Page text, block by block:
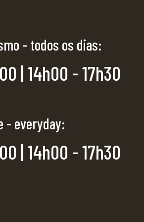
- todos os dias:
| 14h00 - 17h30
- everyday:
| 14h00 - 17h30